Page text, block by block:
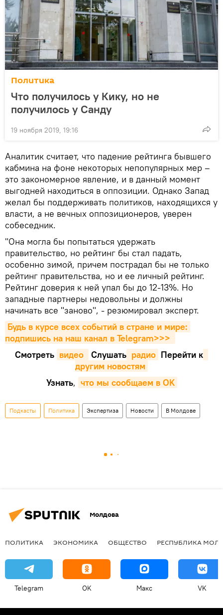
Политика
Что получилось у Кику, но не
получилось у Санду
19 ноября 2019, 19:16
Аналитик считает, что падение рейтинга бывшего
кабмина на фоне некоторых непопулярных мер –
это закономерное явление, и в данный момент
выгодней находиться в оппозиции. Однако Запад
желал бы поддерживать политиков, находящихся у
власти, а не вечных оппозиционеров, уверен
собеседник.
"Она могла бы попытаться удержать
правительство, но рейтинг бы стал падать,
особенно зимой, причем пострадал бы не только
рейтинг правительства, но и ее личный рейтинг.
Рейтинг доверия к ней упал бы до 12-13%. Но
западные партнеры недовольны и должны
начинать все "заново", - резюмировал эксперт.
Будь в курсе всех событий в стране и мире:
подпишись на наш канал в Telegram>>>
Смотреть видео Cлушать радио Перейти к
другим новостям
Узнать, что мы сообщаем в OK
Подкасты Политика Экспертиза Новости В Молдове
Молдова
ПОЛИТИКА ЭКОНОМИКА ОБЩЕСТВО РЕСПУБЛИКА
Telegram OK Макс VK